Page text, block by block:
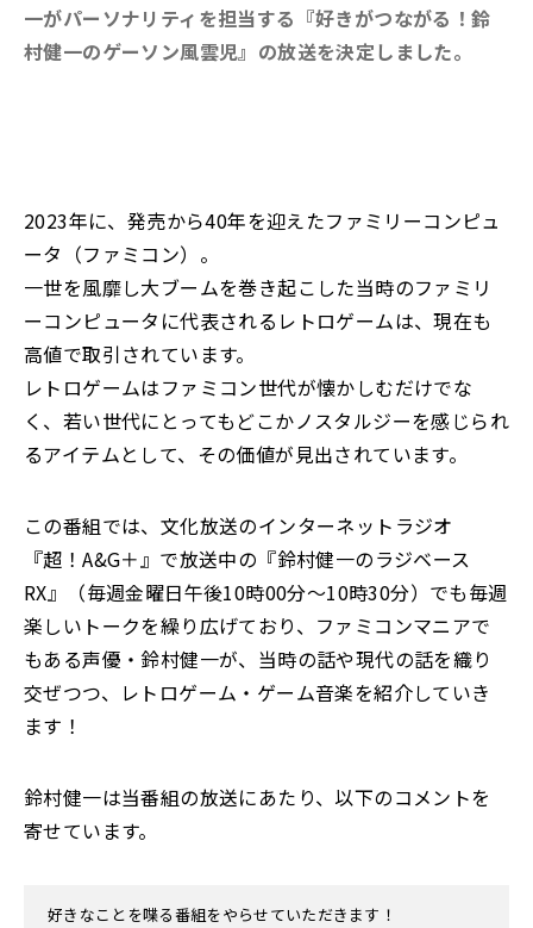
一がパーソナリティを担当する『好きがつながる！鈴
村健一のゲーソン風雲児』の放送を決定しました。
2023年に、発売から40年を迎えたファミリーコンピュ
ータ（ファミコン）。
一世を風靡し大ブームを巻き起こした当時のファミリ
ーコンピュータに代表されるレトロゲームは、現在も
高値で取引されています。
レトロゲームはファミコン世代が懐かしむだけでな
く、若い世代にとってもどこかノスタルジーを感じられ
るアイテムとして、その価値が見出されています。
この番組では、文化放送のインターネットラジオ
『超！A&G＋』で放送中の『鈴村健一のラジベース
RX』（毎週金曜日午後10時00分～10時30分）でも毎週
楽しいトークを繰り広げており、ファミコンマニアで
もある声優・鈴村健一が、当時の話や現代の話を織り
交ぜつつ、レトロゲーム・ゲーム音楽を紹介していき
ます！
鈴村健一は当番組の放送にあたり、以下のコメントを
寄せています。
好きなことを喋る番組をやらせていただきます！